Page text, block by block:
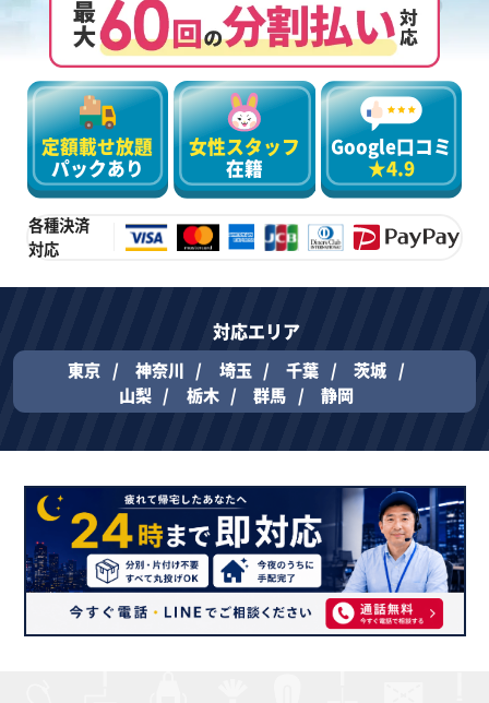
定額載せ放題
パックあり
女性スタッフ
在籍
Google口コミ
★4.9
各種決済
対応
対応エリア
東京 神奈川 埼玉 千葉
茨城
山梨
栃木 群馬 静岡